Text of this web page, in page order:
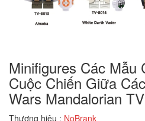
Minifigures Các Mẫu
Cuộc Chiến Giữa
Wars Mandalorian
Thương hiệu : NoBrank